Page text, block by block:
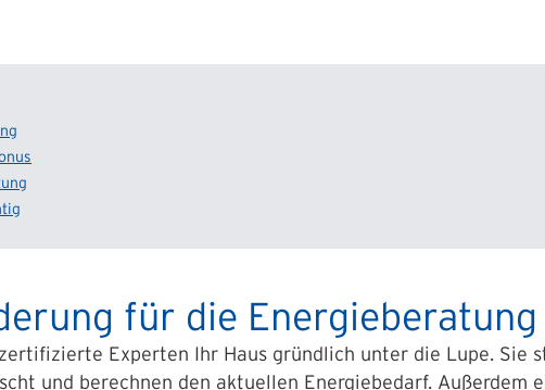
für die Energieberatung
Experten Ihr Haus gründlich unter die Lupe. Sie
und berechnen den aktuellen Energiebedarf. Außerdem